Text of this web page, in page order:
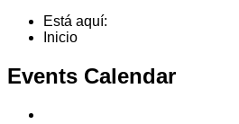
Está aquí:
Inicio
Events Calendar